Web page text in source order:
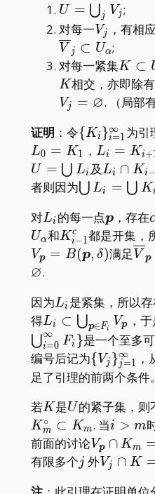
U=\bigcup_jV_j
U = ⋃j Vj;
对每一V_j
Vj ，有相
V j ⊂ Uα;
对每一紧集
U
K ⊂
K相交，亦即除
Vj = ∅. （局部
证明 ：令\
{Ki }i=1
∞ 为引
L0 = K1 ， Li = Ki+
U = ⋃ Li 及Li ∩ Ki−
者则因为\bigcup
K_i
⋃ Li = ⋃ Ki
对L_i
Li 的每一点
p
p，存在
I
Uα和K_{i-
1}^c
Ki−1
c 都是开集，
Vp = B(p, δ)满足 V p
∅.
因为L
_
Li 是紧集，所以
得L _
i\subset\bigcup
_ {\boldsymbol
p\in F _ i}V _
{\boldsymbol
p}
Li ⊂ ⋃p∈Fi
Vp ，
⋃i=0
∞ Fi }是一个至多
编号后记为\{V _ j\}
{Vj }j=1
∞
足了引理的前两个条件。
若K
K 是U
U 的紧子集，则
Km
∘ ⊂ Km. 当i>m
i > m
前面的讨论 Vp ∩ Km
有限多个jj 外V_j\cap
Vj ∩ K